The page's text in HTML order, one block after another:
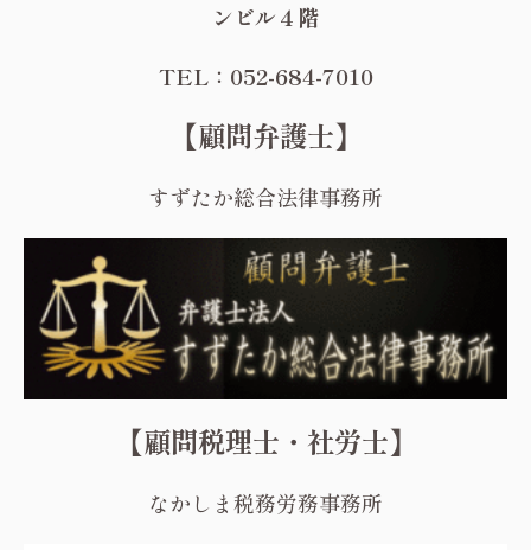
ンビル４階
TEL：052-684-7010
【顧問弁護士】
すずたか総合法律事務所
【顧問税理士・社労士】
なかしま税務労務事務所